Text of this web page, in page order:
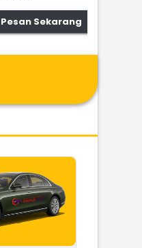
Pesan Sekarang